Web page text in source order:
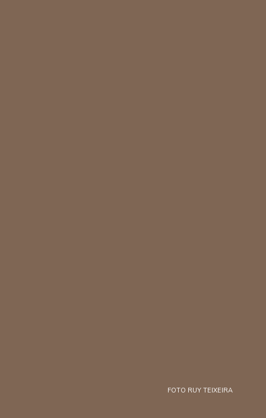
FOTO RUY TEIXEIRA